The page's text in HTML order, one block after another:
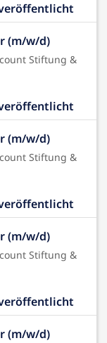
(m/w/d)
Stiftung &
(m/w/d)
Stiftung &
(m/w/d)
Stiftung &
(m/w/d)